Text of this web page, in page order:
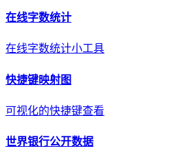
在线字数统计
在线字数统计小工具
快捷键映射图
可视化的快捷键查看
世界银行公开数据